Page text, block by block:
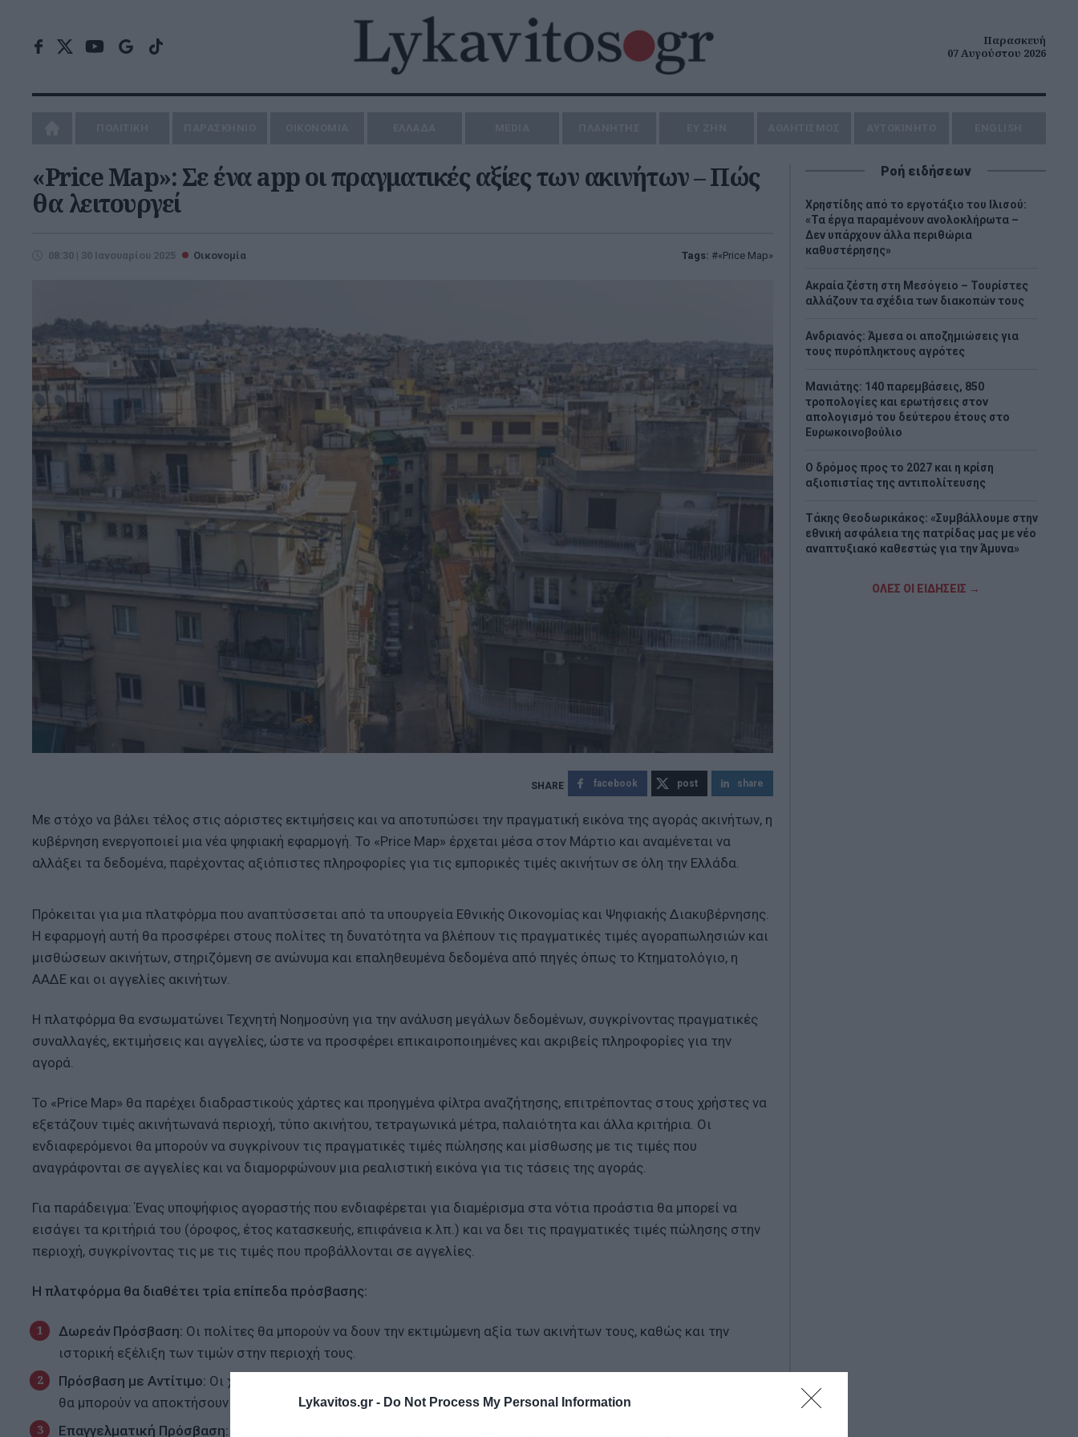
Lykavitos.gr - Do Not Process My Personal Information
Παρασκευή
07 Αυγούστου 2026
«Price Map»: Σε ένα app οι πραγματικές αξίες των ακινήτων – Πώς
θα λειτουργεί
08:30 | 30 Ιανουαρίου 2025 Οικονομία Tags: «Price Map»
facebook post share
Με στόχο να βάλει τέλος στις αόριστες εκτιμήσεις και να αποτυπώσει την πραγματική εικόνα της αγοράς ακινήτων, η
κυβέρνηση ενεργοποιεί μια νέα ψηφιακή εφαρμογή. Το «Price Map» έρχεται μέσα στον Μάρτιο και αναμένεται να
αλλάξει τα δεδομένα, παρέχοντας αξιόπιστες πληροφορίες για τις εμπορικές τιμές ακινήτων σε όλη την Ελλάδα.
Πρόκειται για μια πλατφόρμα που αναπτύσσεται από τα υπουργεία Εθνικής Οικονομίας και Ψηφιακής Διακυβέρνησης.
Η εφαρμογή αυτή θα προσφέρει στους πολίτες τη δυνατότητα να βλέπουν τις πραγματικές τιμές αγοραπωλησιών και
μισθώσεων ακινήτων, στηριζόμενη σε ανώνυμα και επαληθευμένα δεδομένα από πηγές όπως το Κτηματολόγιο, η
ΑΑΔΕ και οι αγγελίες ακινήτων.
Η πλατφόρμα θα ενσωματώνει Τεχνητή Νοημοσύνη για την ανάλυση μεγάλων δεδομένων, συγκρίνοντας πραγματικές
συναλλαγές, εκτιμήσεις και αγγελίες, ώστε να προσφέρει επικαιροποιημένες και ακριβείς πληροφορίες για την
αγορά.
Το «Price Map» θα παρέχει διαδραστικούς χάρτες και προηγμένα φίλτρα αναζήτησης, επιτρέποντας στους χρήστες να
εξετάζουν τιμές ακινήτωνανά περιοχή, τύπο ακινήτου, τετραγωνικά μέτρα, παλαιότητα και άλλα κριτήρια. Οι
ενδιαφερόμενοι θα μπορούν να συγκρίνουν τις πραγματικές τιμές πώλησης και μίσθωσης με τις τιμές που
αναγράφονται σε αγγελίες και να διαμορφώνουν μια ρεαλιστική εικόνα για τις τάσεις της αγοράς.
Για παράδειγμα: Ένας υποψήφιος αγοραστής που ενδιαφέρεται για διαμέρισμα στα νότια προάστια θα μπορεί να
εισάγει τα κριτήριά του (όροφος, έτος κατασκευής, επιφάνεια κ.λπ.) και να δει τις πραγματικές τιμές πώλησης στην
περιοχή, συγκρίνοντας τις με τις τιμές που προβάλλονται σε αγγελίες.
Η πλατφόρμα θα διαθέτει τρία επίπεδα πρόσβασης:
Δωρεάν Πρόσβαση: Οι πολίτες θα μπορούν να δουν την εκτιμώμενη αξία των ακινήτων τους, καθώς και την
ιστορική εξέλιξη των τιμών στην περιοχή τους.
Πρόσβαση με Αντίτιμο: Οι χρήστες που ενδιαφέρονται για λεπτομερείς πληροφορίες σε συγκεκριμένες περιοχές
θα μπορούν να αποκτήσουν πλήρη ανάλυση των τιμών.
Επαγγελματική Πρόσβαση:
Ροή ειδήσεων
Χρηστίδης από το εργοτάξιο του Ιλισού:
«Τα έργα παραμένουν ανολοκλήρωτα –
Δεν υπάρχουν άλλα περιθώρια
καθυστέρησης»
Ακραία ζέστη στη Μεσόγειο – Τουρίστες
αλλάζουν τα σχέδια των διακοπών τους
Ανδριανός: Άμεσα οι αποζημιώσεις για
τους πυρόπληκτους αγρότες
Μανιάτης: 140 παρεμβάσεις, 850
τροπολογίες και ερωτήσεις στον
απολογισμό του δεύτερου έτους στο
Ευρωκοινοβούλιο
Ο δρόμος προς το 2027 και η κρίση
αξιοπιστίας της αντιπολίτευσης
Τάκης Θεοδωρικάκος: «Συμβάλλουμε στην
εθνική ασφάλεια της πατρίδας μας με νέο
αναπτυξιακό καθεστώς για την Άμυνα»
Προσοχή στις γονικές παροχές – Πότε μια
ΟΛΕΣ ΟΙ ΕΙΔΗΣΕΙΣ →